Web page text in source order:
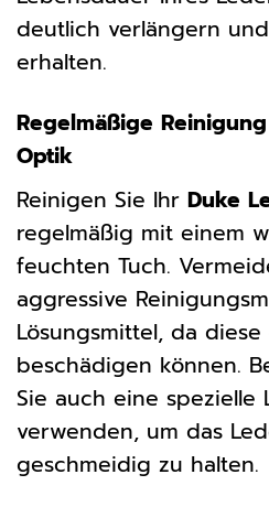
deutlich verlängern
erhalten.
Regelmäßige
Optik
Reinigen Sie Ihr Duke
regelmäßig mit einem
feuchten Tuch.
aggressive
Lösungsmittel, da
beschädigen können.
Sie auch eine spezielle
verwenden, um das
geschmeidig zu halten.